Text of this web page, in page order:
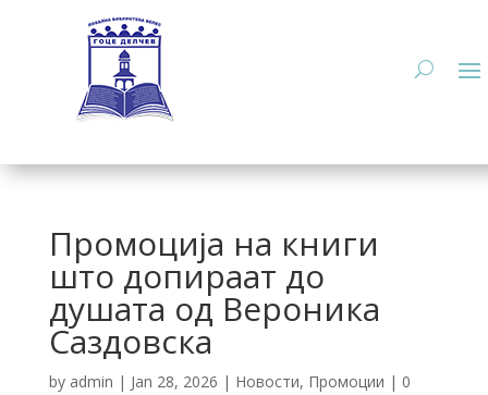
Промоција на книги
што допираат до
душата од Вероника
Саздовска
by admin | Jan 28, 2026 | Новости, Промоции | 0